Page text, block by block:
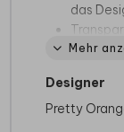
das
werden
Mehr
Designer
Pretty